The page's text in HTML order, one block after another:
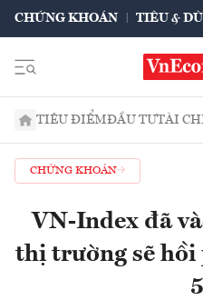
CHỨNG KHOÁN TIÊU &
TIÊU ĐIỂMĐẦU TƯTÀI
CHỨNG KHOÁN
VN-Index đã
thị trường sẽ hồi